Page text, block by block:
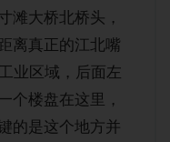
滩大桥北桥头，
离真正的江北嘴
业区域，后面左
个楼盘在这里，
的是这个地方并